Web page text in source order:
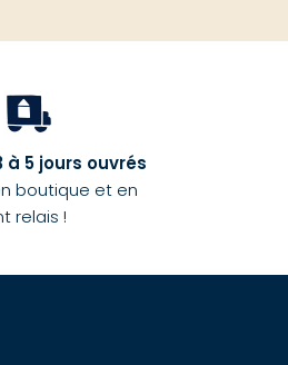
à 5 jours ouvrés
boutique et en
relais !